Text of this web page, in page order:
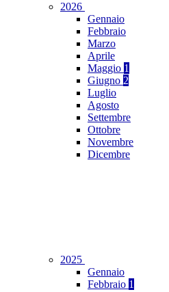
2026
Gennaio
Febbraio
Marzo
Aprile
Maggio 1
Giugno 2
Luglio
Agosto
Settembre
Ottobre
Novembre
Dicembre
2025
Gennaio
Febbraio 1